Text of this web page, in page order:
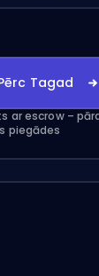
Tagad
ar escrow –
piegādes